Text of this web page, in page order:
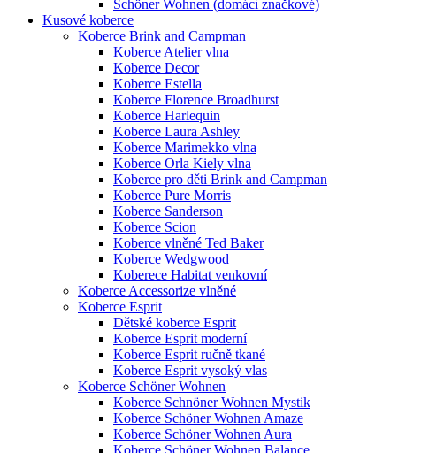
Schöner Wohnen (domácí značkové)
Kusové koberce
Koberce Brink and Campman
Koberce Atelier vlna
Koberce Decor
Koberce Estella
Koberce Florence Broadhurst
Koberce Harlequin
Koberce Laura Ashley
Koberce Marimekko vlna
Koberce Orla Kiely vlna
Koberce pro děti Brink and Campman
Koberce Pure Morris
Koberce Sanderson
Koberce Scion
Koberce vlněné Ted Baker
Koberce Wedgwood
Koberece Habitat venkovní
Koberce Accessorize vlněné
Koberce Esprit
Dětské koberce Esprit
Koberce Esprit moderní
Koberce Esprit ručně tkané
Koberce Esprit vysoký vlas
Koberce Schöner Wohnen
Koberce Schnöner Wohnen Mystik
Koberce Schöner Wohnen Amaze
Koberce Schöner Wohnen Aura
Koberce Schöner Wohnen Balance